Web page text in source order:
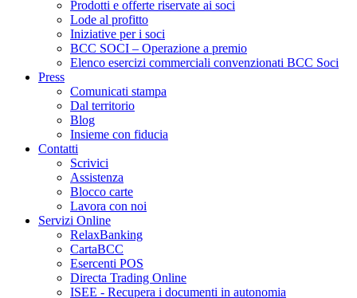
Prodotti e offerte riservate ai soci
Lode al profitto
Iniziative per i soci
BCC SOCI – Operazione a premio
Elenco esercizi commerciali convenzionati BCC Soci
Press
Comunicati stampa
Dal territorio
Blog
Insieme con fiducia
Contatti
Scrivici
Assistenza
Blocco carte
Lavora con noi
Servizi Online
RelaxBanking
CartaBCC
Esercenti POS
Directa Trading Online
ISEE - Recupera i documenti in autonomia